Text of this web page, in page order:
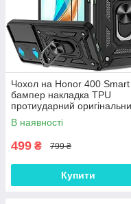
Чохол на Honor 400 Smart
бампер накладка TPU
протиударний
із підставкою "ROG-
В наявності
499 ₴ 799 ₴
Купити